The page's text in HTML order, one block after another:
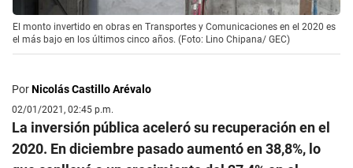
El monto invertido en obras en Transportes y Comunicaciones en el 2020 es
el más bajo en los últimos cinco años. (Foto: Lino Chipana/ GEC)
PorNicolás Castillo Arévalo
02/01/2021, 02:45 p.m.
La inversión pública aceleró su recuperación en el
2020. En diciembre pasado aumentó en 38,8%, lo